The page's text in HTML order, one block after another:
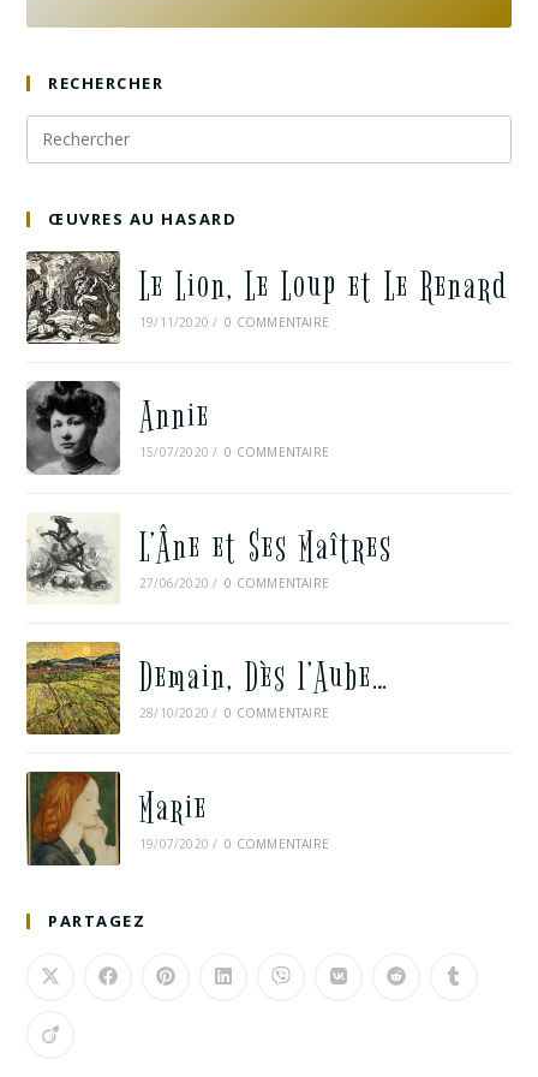
RECHERCHER
ŒUVRES AU HASARD
Le Lion, Le Loup et Le Renard
19/11/2020 / 0 COMMENTAIRE
Annie
15/07/2020 / 0 COMMENTAIRE
L’Âne et Ses Maîtres
27/06/2020 / 0 COMMENTAIRE
Demain, Dès l’Aube…
28/10/2020 / 0 COMMENTAIRE
Marie
19/07/2020 / 0 COMMENTAIRE
PARTAGEZ